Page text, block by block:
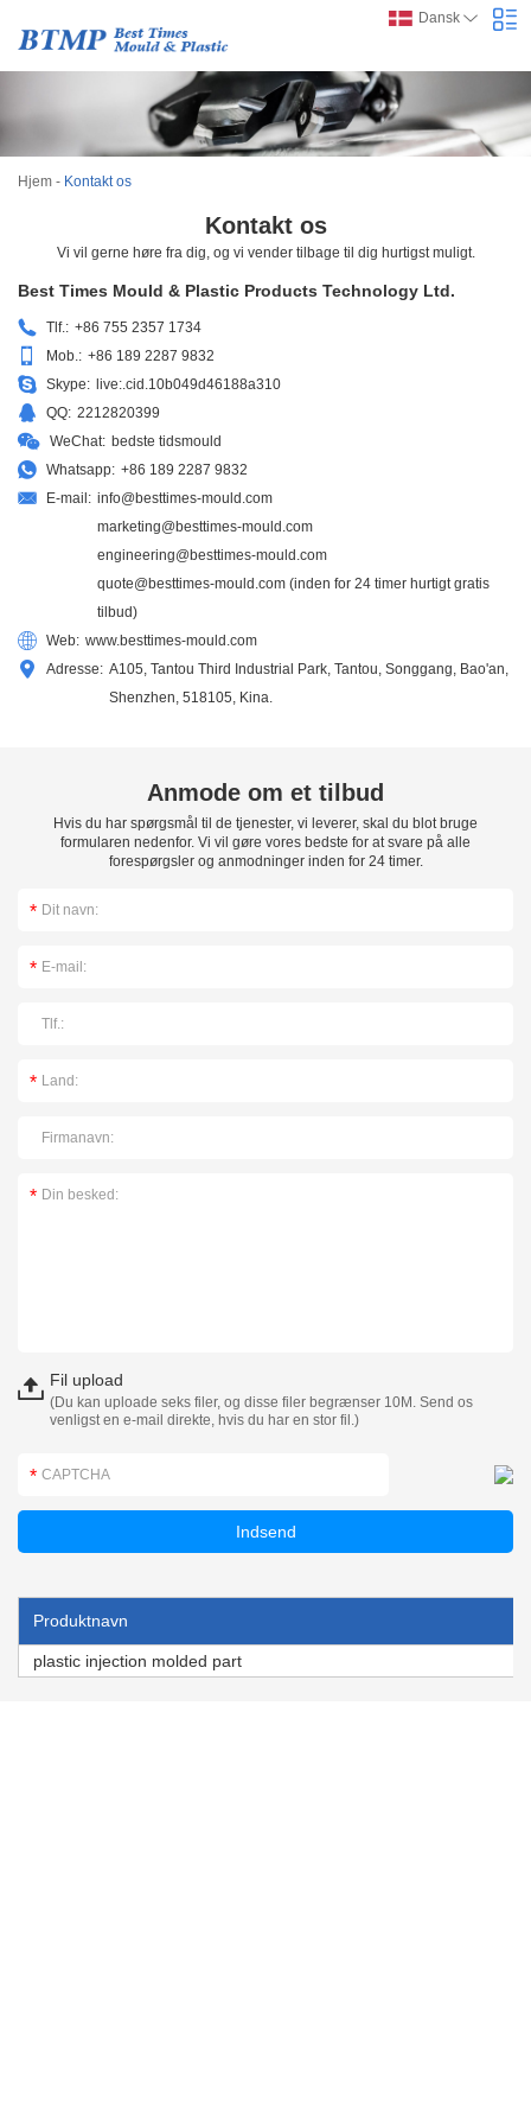
Dansk
Hjem - Kontakt os
Kontakt os
Vi vil gerne høre fra dig, og vi vender tilbage til dig hurtigst muligt.
Best Times Mould & Plastic Products Technology Ltd.
Tlf.: +86 755 2357 1734
Mob.: +86 189 2287 9832
Skype: live:.cid.10b049d46188a310
QQ: 2212820399
WeChat: bedste tidsmould
Whatsapp: +86 189 2287 9832
E-mail: info@besttimes-mould.com
marketing@besttimes-mould.com
engineering@besttimes-mould.com
quote@besttimes-mould.com (inden for 24 timer hurtigt gratis
tilbud)
Web: www.besttimes-mould.com
Adresse: A105, Tantou Third Industrial Park, Tantou, Songgang, Bao'an,
Shenzhen, 518105, Kina.
Anmode om et tilbud
Hvis du har spørgsmål til de tjenester, vi leverer, skal du blot bruge
formularen nedenfor. Vi vil gøre vores bedste for at svare på alle
forespørgsler og anmodninger inden for 24 timer.
Fil upload
(Du kan uploade seks filer, og disse filer begrænser 10M. Send os
venligst en e-mail direkte, hvis du har en stor fil.)
Produktnavn
plastic injection molded part